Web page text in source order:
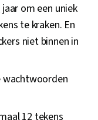
jaar om een uniek
te kraken. En
niet binnen in
wachtwoorden
12 tekens